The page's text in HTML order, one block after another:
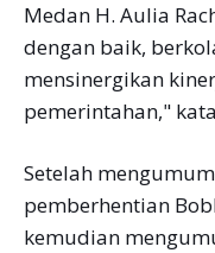
Medan H. Aulia
dengan baik,
mensinergikan
pemerintahan,"
Setelah
pemberhentian
kemudian